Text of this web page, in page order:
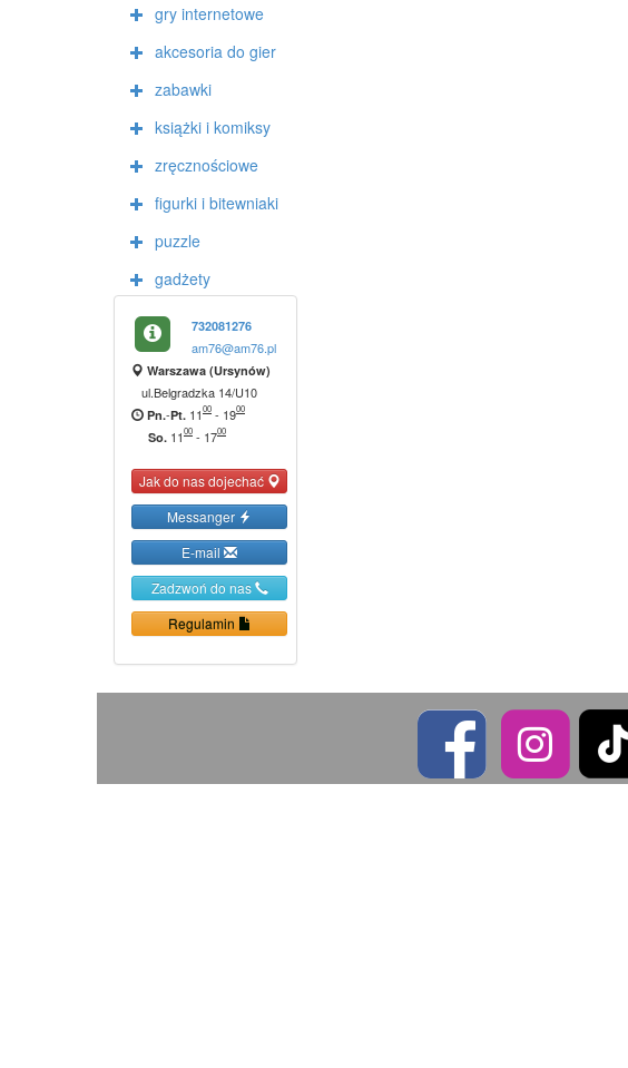
gry internetowe
akcesoria do gier
zabawki
książki i komiksy
zręcznościowe
figurki i bitewniaki
puzzle
gadżety
732081276
am76@am76.pl
Warszawa (Ursynów)
ul.Belgradzka 14/U10
Pn.-Pt. 1100 - 1900
So. 1100 - 1700
Jak do nas dojechać
Messanger
E-mail
Zadzwoń do nas
Regulamin